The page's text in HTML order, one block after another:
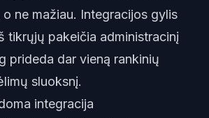
ne mažiau. Integracijos gylis
tikrųjų pakeičia administracinį
prideda dar vieną rankinių
sluoksnį.
integracija